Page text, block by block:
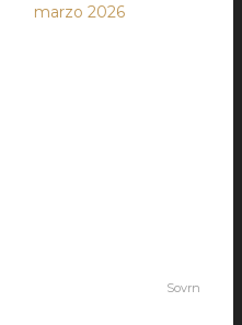
marzo 2026
Sovrn